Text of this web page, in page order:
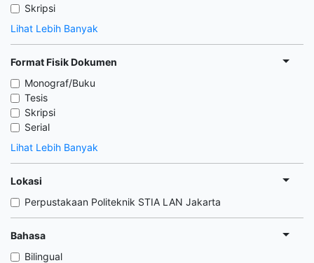
Skripsi
Lihat Lebih Banyak
Format Fisik Dokumen
Monograf/Buku
Tesis
Skripsi
Serial
Lihat Lebih Banyak
Lokasi
Perpustakaan Politeknik STIA LAN Jakarta
Bahasa
Bilingual